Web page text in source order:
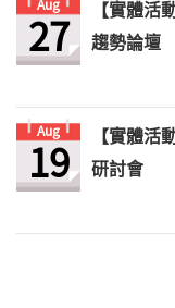
Aug
27
【實體
趨勢論壇
Aug
19
【實體
研討會